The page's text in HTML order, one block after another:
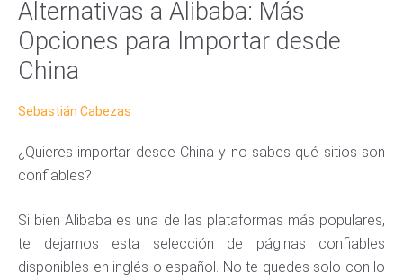
Alternativas a Alibaba: Más
Opciones para Importar desde
China
Sebastián Cabezas
¿Quieres importar desde China y no sabes qué sitios son
confiables?
Si bien Alibaba es una de las plataformas más populares,
te dejamos esta selección de páginas confiables
disponibles en inglés o español. No te quedes solo con lo